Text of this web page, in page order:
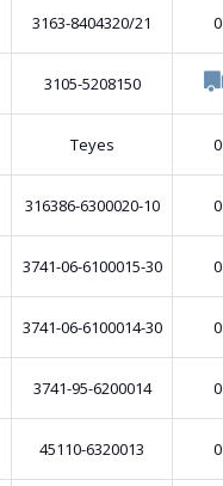
3163-8404320/21 0
3105-5208150
Teyes 0
316386-6300020-10 0
3741-06-6100015-30 0
3741-06-6100014-30 0
3741-95-6200014 0
45110-6320013 0